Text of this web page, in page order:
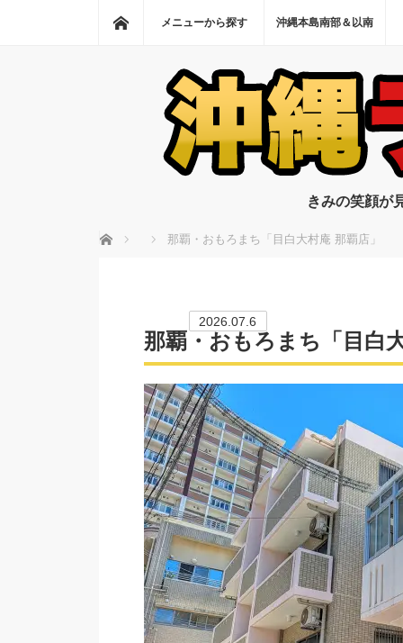
ホーム
メニューから探す 沖縄本島南部＆以南
きみの笑顔が
ホーム 那覇・おもろまち「目白大村庵 那覇店」
2026.07.6
那覇・おもろまち「目白